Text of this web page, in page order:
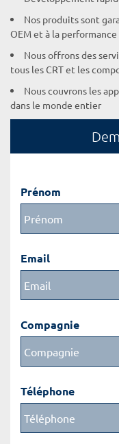
Nos produits sont
OEM et à la performance
Nous offrons des
tous les CRT et les
Nous couvrons les
dans le monde entier
Prénom
Email
Compagnie
Téléphone